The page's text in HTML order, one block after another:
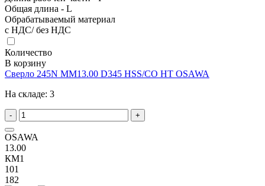
Общая длина - L
Обрабатываемый материал
с НДС/ без НДС
Количество
В корзину
Сверло 245N MM13.00 D345 HSS/CO HT OSAWA
На складе: 3
- +
OSAWA
13.00
КМ1
101
182